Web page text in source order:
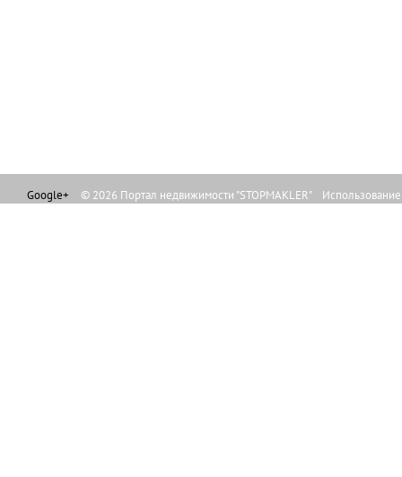
Google+ © 2026 Портал недвижимости "STOPMAKLER"